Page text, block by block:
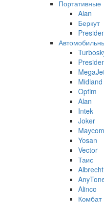
Портативные
Alan
Беркут
Midland
Optim
Alan
Intek
Joker
Maycom
Yosan
Vector
Таис
Albrecht
Alinco
Комбат